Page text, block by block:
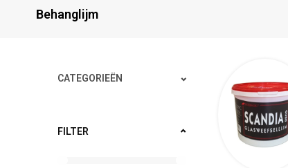
Behanglijm
CATEGORIEËN
FILTER